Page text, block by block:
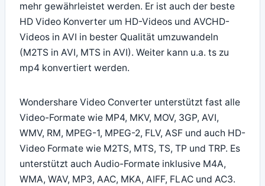
mehr gewährleistet werden. Er ist auch der beste
HD Video Konverter um HD-Videos und AVCHD-
Videos in AVI in bester Qualität umzuwandeln
(M2TS in AVI, MTS in AVI). Weiter kann u.a. ts zu
mp4 konvertiert werden.
Wondershare Video Converter unterstützt fast alle
Video-Formate wie MP4, MKV, MOV, 3GP, AVI,
WMV, RM, MPEG-1, MPEG-2, FLV, ASF und auch HD-
Video Formate wie M2TS, MTS, TS, TP und TRP. Es
unterstützt auch Audio-Formate inklusive M4A,
WMA, WAV, MP3, AAC, MKA, AIFF, FLAC und AC3.